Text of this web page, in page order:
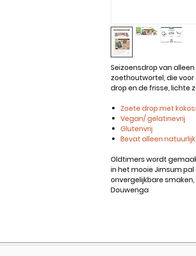
Seizoensdrop van
zoethoutwortel, die
drop en de frisse, lichte
Zoete drop met
Vegan/ gelatinevrij
Glutenvrij
Bevat alleen
Oldtimers wordt
in het mooie Jirnsum pal
onvergelijkbare
Douwenga